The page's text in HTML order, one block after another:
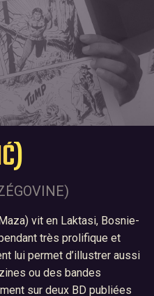
BD Fly
vit en Laktasi, Bosnie-
très prolifique et
lui permet d’illustrer aussi
ou des bandes
sur deux BD publiées